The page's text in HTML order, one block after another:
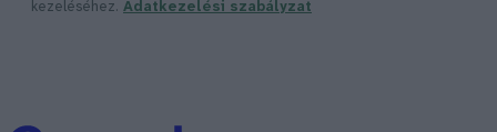
kezeléséhez. Adatkezelési szabályzat